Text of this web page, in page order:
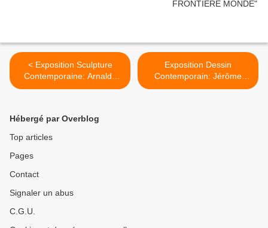
< Exposition Sculpture
Contemporaine: Arnaldo
POMODORO 1955 - 1965
Exposition Dessin
Contemporain: Jérôme
ZONDER « Portraits » >
Hébergé par Overblog
Top articles
Pages
Contact
Signaler un abus
C.G.U.